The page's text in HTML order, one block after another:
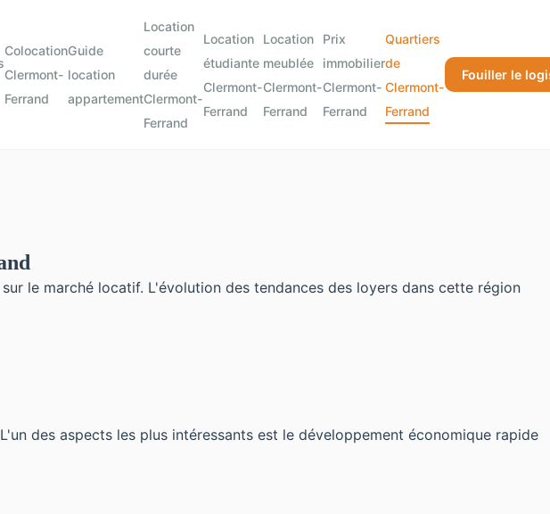
Colocation
Clermont-
Ferrand
Guide
location
appartement
Location
courte
durée
Clermont-
Ferrand
Location
étudiante
Clermont-
Ferrand
Location
meublée
Clermont-
Ferrand
Prix
immobilier
Clermont-
Ferrand
Quartiers
de
Clermont-
Ferrand
Fouiller le
le marché locatif. L'évolution des tendances des loyers dans cette région
des aspects les plus intéressants est le développement économique rapide